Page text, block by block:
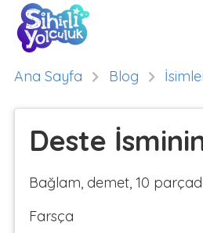
Ana Sayfa Blog
Deste
Bağlam, demet, 10
Farsça